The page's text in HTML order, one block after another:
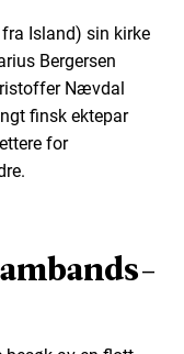
Island) sin kirke
Bergersen
Nævdal
finsk ektepar
for